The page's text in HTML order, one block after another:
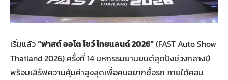
เริ่มแล้ว“ฟาสต์ ออโต โชว์ ไทยแลนด์2026”(FAST Auto Show
Thailand 2026) ครั้งที่ 14 มหกรรมยานยนต์สุดปังช่วงกลางปี
พร้อมเสิร์ฟความคุ้มค่าสูงสุดเพื่อคนอยากซื้อรถ ภายใต้คอน